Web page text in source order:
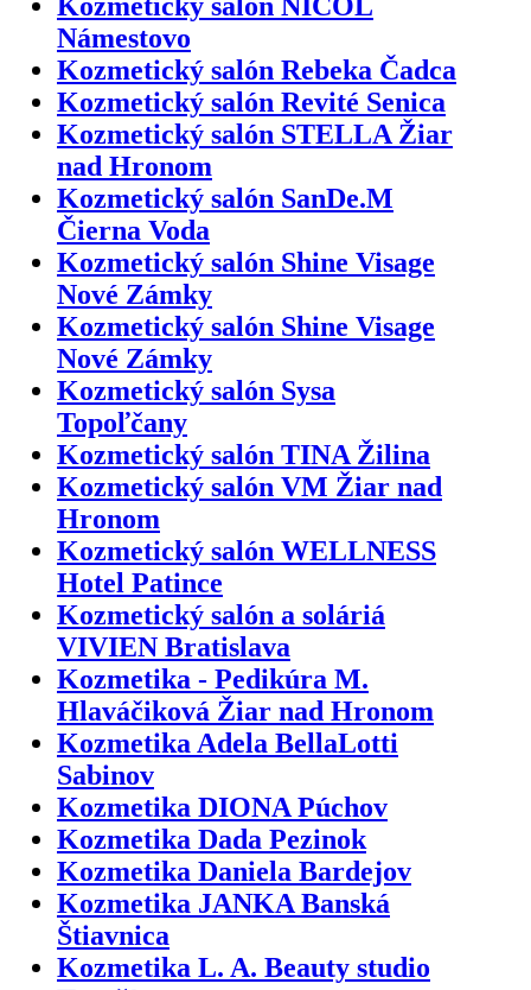
Námestovo
Kozmetický salón Rebeka Čadca
Kozmetický salón Revité Senica
Kozmetický salón STELLA Žiar
nad Hronom
Kozmetický salón SanDe.M
Čierna Voda
Kozmetický salón Shine Visage
Nové Zámky
Kozmetický salón Shine Visage
Nové Zámky
Kozmetický salón Sysa
Topoľčany
Kozmetický salón TINA Žilina
Kozmetický salón VM Žiar nad
Hronom
Kozmetický salón WELLNESS
Hotel Patince
Kozmetický salón a soláriá
VIVIEN Bratislava
Kozmetika - Pedikúra M.
Hlaváčiková Žiar nad Hronom
Kozmetika Adela BellaLotti
Sabinov
Kozmetika DIONA Púchov
Kozmetika Dada Pezinok
Kozmetika Daniela Bardejov
Kozmetika JANKA Banská
Štiavnica
Kozmetika L. A. Beauty studio